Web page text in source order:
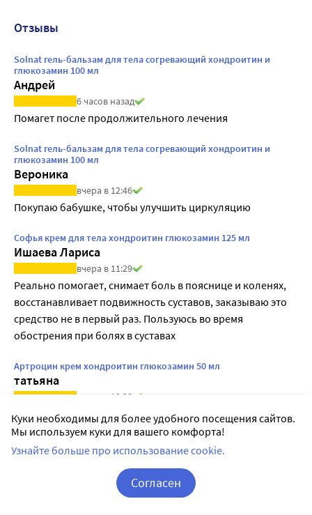
Отзывы
Solnat гель-бальзам для тела согревающий хондроитин и
глюкозамин 100 мл
Андрей
6 часов назад
Помагет после продолжительного лечения
Solnat гель-бальзам для тела согревающий хондроитин и
глюкозамин 100 мл
Вероника
вчера в 12:46
Покупаю бабушке, чтобы улучшить циркуляцию
Софья крем для тела хондроитин глюкозамин 125 мл
Ишаева Лариса
вчера в 11:29
Реально помогает, снимает боль в пояснице и коленях,
восстанавливает подвижность суставов, заказываю это
средство не в первый раз. Пользуюсь во время
обострения при болях в суставах
Артроцин крем хондроитин глюкозамин 50 мл
татьяна
вчера в 10:38
Эффект использования крема очень даже
неплохой.Пользуюсь уже не первый год, состояние
улучшается значительно!!
Диклозан глюкозамин хондроитин мсм 60 шт. капсулы массой
Куки необходимы для более удобного посещения сайтов.
Мы используем куки для вашего комфорта!
Узнайте больше про использование cookie.
Согласен